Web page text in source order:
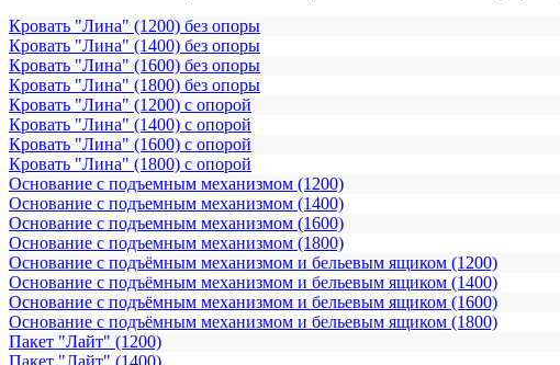
Кровать "Лина" (1200) без опоры
Кровать "Лина" (1400) без опоры
Кровать "Лина" (1600) без опоры
Кровать "Лина" (1800) без опоры
Кровать "Лина" (1200) с опорой
Кровать "Лина" (1400) с опорой
Кровать "Лина" (1600) с опорой
Кровать "Лина" (1800) с опорой
Основание с подъемным механизмом (1200)
Основание с подъемным механизмом (1400)
Основание с подъемным механизмом (1600)
Основание с подъемным механизмом (1800)
Основание с подъёмным механизмом и бельевым ящиком (1200)
Основание с подъёмным механизмом и бельевым ящиком (1400)
Основание с подъёмным механизмом и бельевым ящиком (1600)
Основание с подъёмным механизмом и бельевым ящиком (1800)
Пакет "Лайт" (1200)